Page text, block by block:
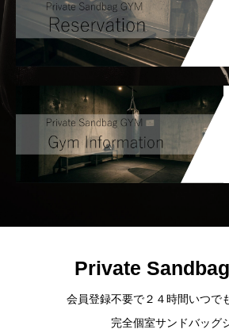
Private
会員登録不要で２４時間いつで
完全個室サンドバッグ